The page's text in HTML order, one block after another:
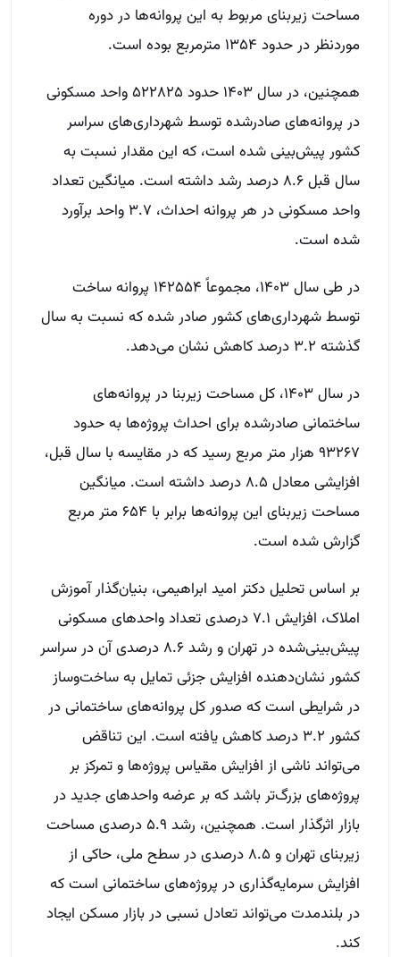
مساحت زیربنای مربوط به این پروانه‌ها در دوره
موردنظر در حدود ۱۳۵۴ مترمربع بوده است.
همچنین، در سال ۱۴۰۳ حدود ۵۲۲۸۲۵ واحد مسکونی
در پروانه‌های صادرشده توسط شهرداری‌های سراسر
کشور پیش‌بینی شده است، که این مقدار نسبت به
سال قبل ۸.۶ درصد رشد داشته است. میانگین تعداد
واحد مسکونی در هر پروانه احداث، ۳.۷ واحد برآورد
شده است.
در طی سال ۱۴۰۳، مجموعاً ۱۴۲۵۵۴ پروانه ساخت
توسط شهرداری‌های کشور صادر شده که نسبت به سال
گذشته ۳.۲ درصد کاهش نشان می‌دهد.
در سال ۱۴۰۳، کل مساحت زیربنا در پروانه‌های
ساختمانی صادرشده برای احداث پروژه‌ها به حدود
۹۳۲۶۷ هزار متر مربع رسید که در مقایسه با سال قبل،
افزایشی معادل ۸.۵ درصد داشته است. میانگین
مساحت زیربنای این پروانه‌ها برابر با ۶۵۴ متر مربع
گزارش شده است.
بر اساس تحلیل دکتر امید ابراهیمی، بنیان‌گذار آموزش
املاک، افزایش ۷.۱ درصدی تعداد واحدهای مسکونی
پیش‌بینی‌شده در تهران و رشد ۸.۶ درصدی آن در سراسر
کشور نشان‌دهنده افزایش جزئی تمایل به ساخت‌وساز
در شرایطی است که صدور کل پروانه‌های ساختمانی در
کشور ۳.۲ درصد کاهش یافته است. این تناقض
می‌تواند ناشی از افزایش مقیاس پروژه‌ها و تمرکز بر
پروژه‌های بزرگ‌تر باشد که بر عرضه واحدهای جدید در
بازار اثرگذار است. همچنین، رشد ۵.۹ درصدی مساحت
زیربنای تهران و ۸.۵ درصدی در سطح ملی، حاکی از
افزایش سرمایه‌گذاری در پروژه‌های ساختمانی است که
در بلندمدت می‌تواند تعادل نسبی در بازار مسکن ایجاد
کند.